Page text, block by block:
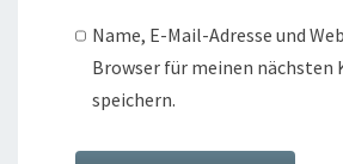
Name, E-Mail-Adresse und
Browser für meinen nächsten
speichern.